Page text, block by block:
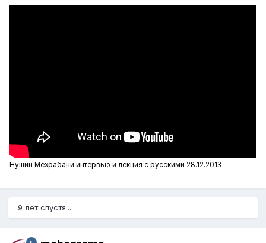
Нушин Мехрабани интервью и лекция с русскими 28.12.2013
9 лет спустя...